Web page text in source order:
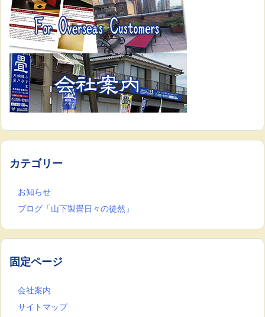
カテゴリー
お知らせ
ブログ「山下製畳日々の徒然」
固定ページ
会社案内
サイトマップ